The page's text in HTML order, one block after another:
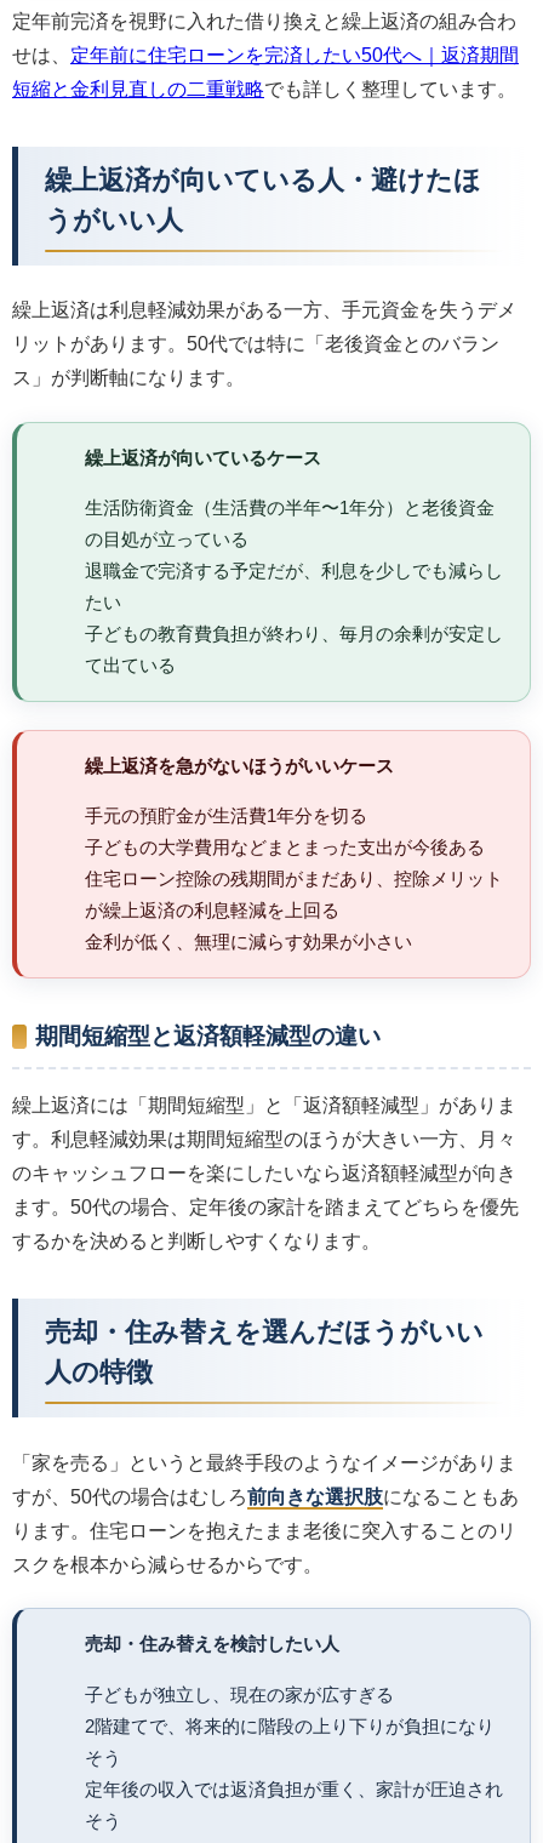
定年前完済を視野に入れた借り換えと繰上返済の組み合わ
せは、 定年前に住宅ローンを完済したい50代へ｜返済期間
短縮と金利見直しの二重戦略でも詳しく整理しています。
繰上返済が向いている人・避けたほ
うがいい人
繰上返済は利息軽減効果がある一方、手元資金を失うデメ
リットがあります。50代では特に「老後資金とのバラン
ス」が判断軸になります。
繰上返済が向いているケース
生活防衛資金（生活費の半年〜1年分）と老後資金
の目処が立っている
退職金で完済する予定だが、利息を少しでも減らし
たい
子どもの教育費負担が終わり、毎月の余剰が安定し
て出ている
繰上返済を急がないほうがいいケース
手元の預貯金が生活費1年分を切る
子どもの大学費用などまとまった支出が今後ある
住宅ローン控除の残期間がまだあり、控除メリット
が繰上返済の利息軽減を上回る
金利が低く、無理に減らす効果が小さい
期間短縮型と返済額軽減型の違い
繰上返済には「期間短縮型」と「返済額軽減型」がありま
す。利息軽減効果は期間短縮型のほうが大きい一方、月々
のキャッシュフローを楽にしたいなら返済額軽減型が向き
ます。50代の場合、定年後の家計を踏まえてどちらを優先
するかを決めると判断しやすくなります。
売却・住み替えを選んだほうがいい
人の特徴
「家を売る」というと最終手段のようなイメージがありま
すが、50代の場合はむしろ前向きな選択肢になることもあ
ります。住宅ローンを抱えたまま老後に突入することのリ
スクを根本から減らせるからです。
売却・住み替えを検討したい人
子どもが独立し、現在の家が広すぎる
2階建てで、将来的に階段の上り下りが負担になり
そう
定年後の収入では返済負担が重く、家計が圧迫され
そう